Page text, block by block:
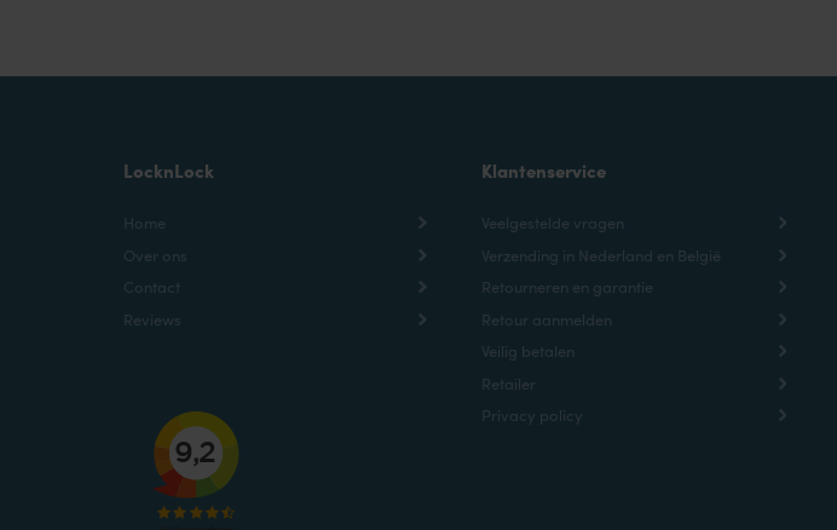
LocknLock
Home
Over ons
Contact
Reviews
Klantenservice
Veelgestelde vragen
Verzending in Nederland en België
Retourneren en garantie
Retour aanmelden
Veilig betalen
Retailer
Privacy policy